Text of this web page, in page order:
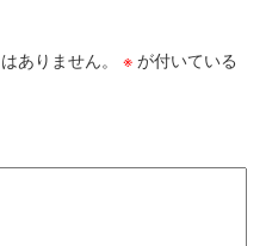
ありません。 ※が付いている